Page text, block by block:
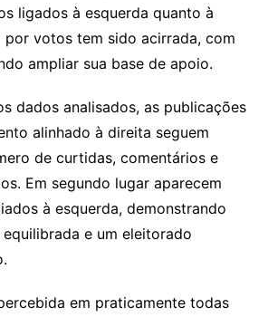
ligados à esquerda quanto à
por votos tem sido acirrada, com
ampliar sua base de apoio.
dados analisados, as publicações
alinhado à direita seguem
de curtidas, comentários e
Em segundo lugar aparecem
à esquerda, demonstrando
e um eleitorado
em praticamente todas